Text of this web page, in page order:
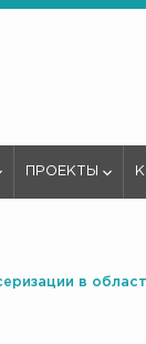
ПРОЕКТЫ
в